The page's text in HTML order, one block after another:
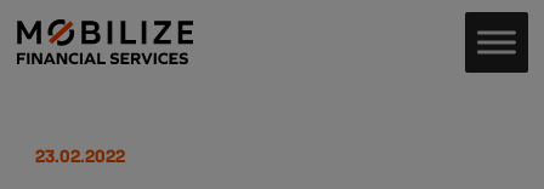
23.02.2022